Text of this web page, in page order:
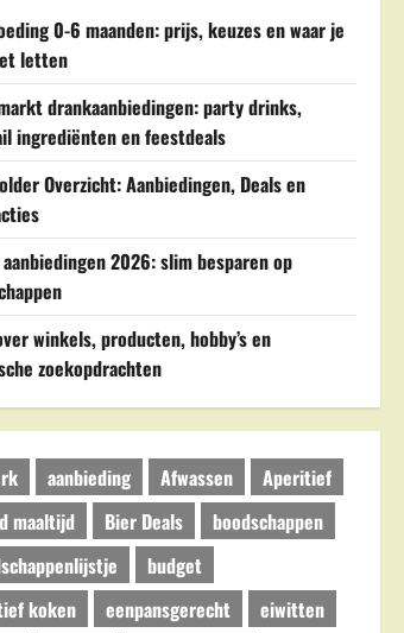
0-6 maanden: prijs, keuzes en waar je
letten
drankaanbiedingen: party drinks,
ingrediënten en feestdeals
Overzicht: Aanbiedingen, Deals en
aanbiedingen 2026: slim besparen op
winkels, producten, hobby’s en
zoekopdrachten
aanbieding Afwassen
Aperitief
maaltijd
Bier Deals
boodschappen
budget
koken
eenpansgerecht
eiwitten